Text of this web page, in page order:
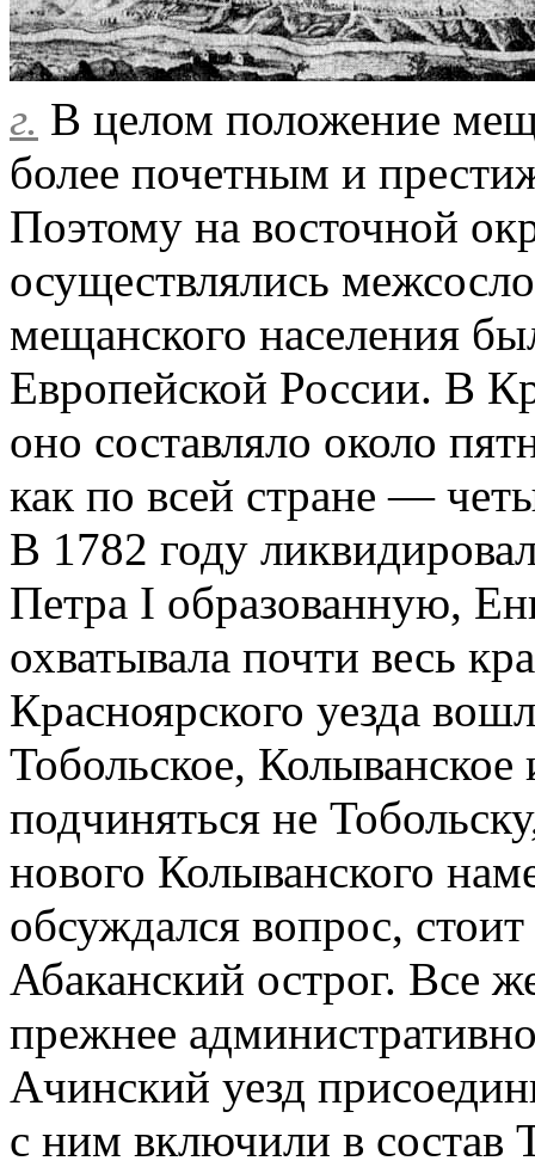
г. В целом положение
более почетным и
Поэтому на восточной
осуществлялись
мещанского населения
Европейской России. В
оно составляло около
как по всей стране —
В 1782 году
Петра I образованную,
охватывала почти весь
Красноярского уезда
Тобольское,
подчиняться не
нового Колыванского
обсуждался вопрос,
Абаканский острог. Все
прежнее
Ачинский уезд
с ним включили в состав